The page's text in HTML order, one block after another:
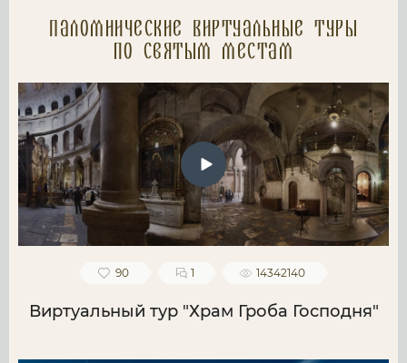
Паломнические Виртуальные туры
по святым местам
90 1 14342140
Виртуальный тур "Храм Гроба Господня"